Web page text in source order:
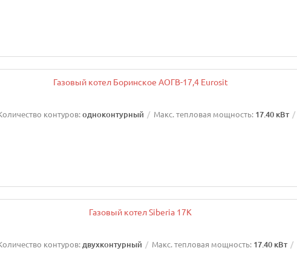
контуров:одноконтурный Макс. тепловая мощность: 17.40 кВт
контуров: двухконтурный Макс. тепловая мощность: 17.40 кВт